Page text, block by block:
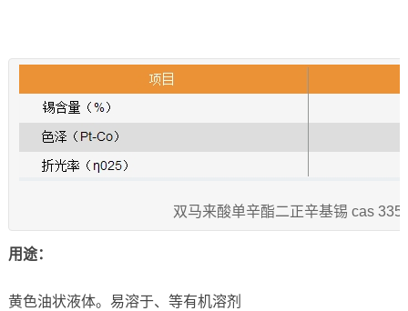
双马来酸单辛酯二正辛基锡 cas
用途：
黄色油状液体。易溶于、等有机溶剂